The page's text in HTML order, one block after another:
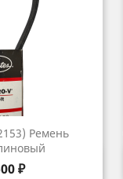
Ремень
₽
просмотр